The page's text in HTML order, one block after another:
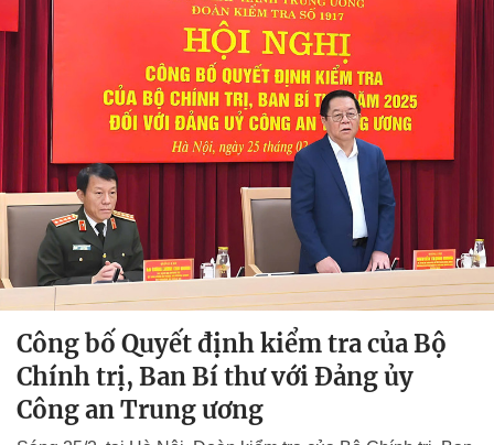
Công bố Quyết định kiểm tra của Bộ
Chính trị, Ban Bí thư với Đảng ủy
Công an Trung ương